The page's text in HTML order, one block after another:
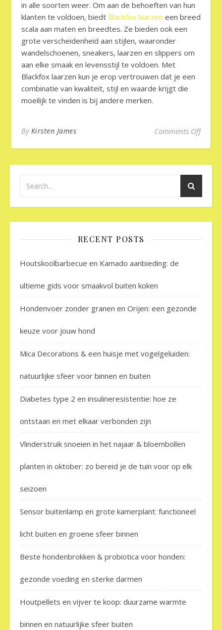
in alle soorten weer. Om aan de behoeften van hun
klanten te voldoen, biedt Blackfox laarzen een breed
scala aan maten en breedtes. Ze bieden ook een
grote verscheidenheid aan stijlen, waaronder
wandelschoenen, sneakers, laarzen en slippers om
aan elke smaak en levensstijl te voldoen. Met
Blackfox laarzen kun je erop vertrouwen dat je een
combinatie van kwaliteit, stijl en waarde krijgt die
moeilijk te vinden is bij andere merken.
By Kirsten James Comments Offon
RECENT POSTS
Houtskoolbarbecue en Kamado aanbieding: de
ultieme gids voor smaakvol buiten koken
Hondenvoer zonder granen en Orijen: een gezonde
keuze voor jouw hond
Mica Decorations & een huisje met vogelgeluiden:
natuurlijke sfeer voor binnen en buiten
Diabetes type 2 en insulineresistentie: hoe ze
ontstaan en met elkaar verbonden zijn
Vlinderstruik snoeien in het najaar & bloembollen
planten in oktober: zo bereid je de tuin voor op elk
seizoen
Sensor buitenlamp en grote kamerplant: functioneel
licht buiten en groene sfeer binnen
Beste hondenbrokken & probiotica voor honden:
gezonde voeding en sterke darmen
Houtpellets en vijver te koop: duurzame warmte
binnen en natuurlijke sfeer buiten